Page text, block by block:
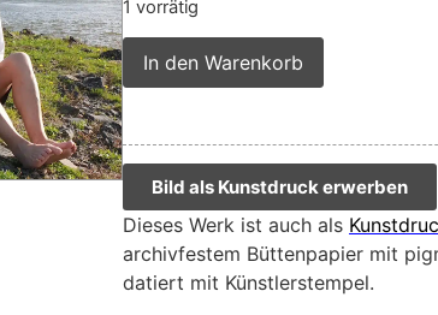
1 vorrätig
In den Warenkorb
Bild als Kunstdruck erwerben
Dieses Werk ist auch als
archivfestem Büttenpapier mit
datiert mit Künstlerstempel.